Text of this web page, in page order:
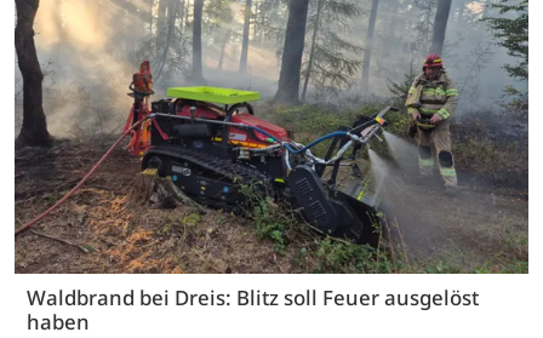
Waldbrand bei Dreis: Blitz soll Feuer ausgelöst
haben